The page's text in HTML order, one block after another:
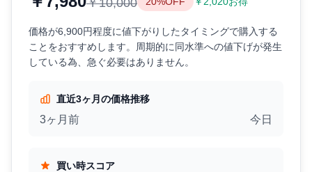
価格が6,900円程度に値下がりしたタイミングで購入する
ことをおすすめします。周期的に同水準への値下げが発生
している為、急ぐ必要はありません。
直近3ヶ月の価格推移
3ヶ月前 今日
買い時スコア